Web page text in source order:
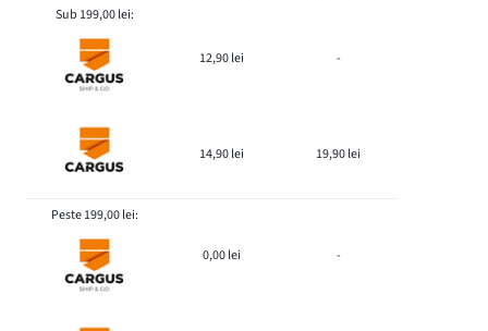
Sub 199,00 lei:
12,90 lei -
14,90 lei 19,90 lei
Peste 199,00 lei:
0,00 lei -